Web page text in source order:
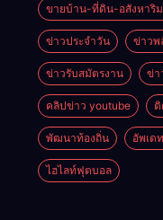
ฟุตบอล
เพื่อเชื่อม
ความสัม
อันดีของ
หน่วยงา
กระบวน
ยุติธรรม
ขายบ้าน-ที่ดิน-อสังหาริ
ข่าวประจำวัน ข่าวพ
ข่าวรับสมัตรงาน ข่า
คลิปข่าว youtube ติ
พัฒนาท้องถิ่น อัพเด
ไฮไลท์ฟุตบอล